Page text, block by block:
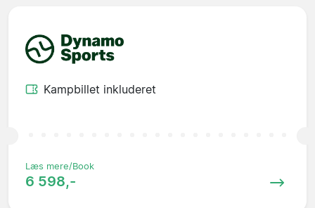
Kampbillet inkluderet
Læs mere/Book
6 598,-